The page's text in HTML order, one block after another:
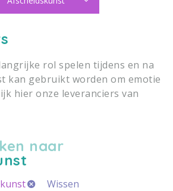
rol spelen tijdens en na
kan gebruikt worden om emotie
hier onze leveranciers van
naar
Wissen